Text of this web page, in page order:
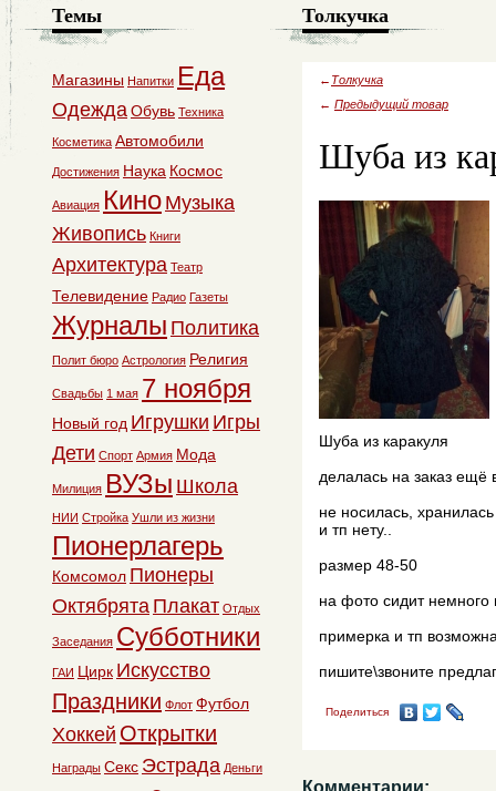
Толкучка
← Толкучка
← Предыдущий товар
Шуба из
Шуба из каракуля
делалась на заказ ещё
не носилась,
и тп нету..
размер 48-50
на фото сидит немного
примерка и тп
пишите\звоните
Поделиться
Комментарии:
Темы
Магазины Напитки Еда
ОдеждаОбувь Техника
Косметика Автомобили
Достижения Наука Космос
Авиация Кино Музыка
Живопись Книги
Архитектура Театр
Телевидение Радио Газеты
Журналы Политика
Полит бюро Астрология Религия
Свадьбы 1 мая 7 ноября
Новый год Игрушки Игры
Дети Спорт Армия Мода
Милиция ВУЗы Школа
НИИ Стройка Ушли из жизни
Пионерлагерь
Комсомол Пионеры
Октябрята Плакат Отдых
Заседания Субботники
ГАИ Цирк Искусство
Праздники Флот Футбол
Хоккей Открытки
Награды Секс Эстрада Деньги